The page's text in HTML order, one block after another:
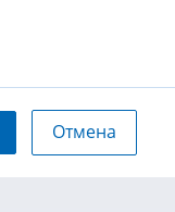
Отмена